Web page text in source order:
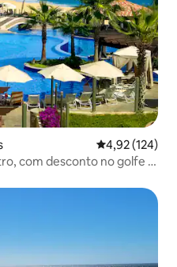
4,92 de uma
4,92 (124)
com desconto no golfe e
hóspedes